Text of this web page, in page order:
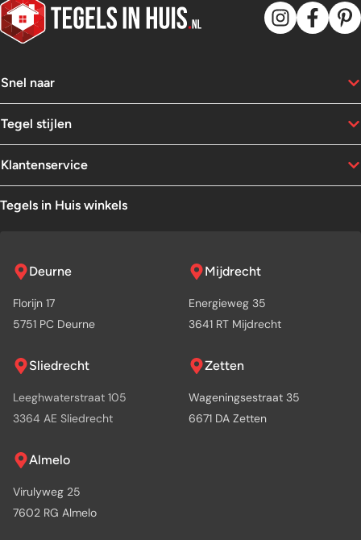
Snel naar
Tegel stijlen
Klantenservice
Tegels in Huis winkels
Deurne
Florijn 17
5751 PC Deurne
Mijdrecht
Energieweg 35
3641 RT Mijdrecht
Sliedrecht
Leeghwaterstraat 105
3364 AE Sliedrecht
Zetten
Wageningsestraat 35
6671 DA Zetten
Almelo
Virulyweg 25
7602 RG Almelo